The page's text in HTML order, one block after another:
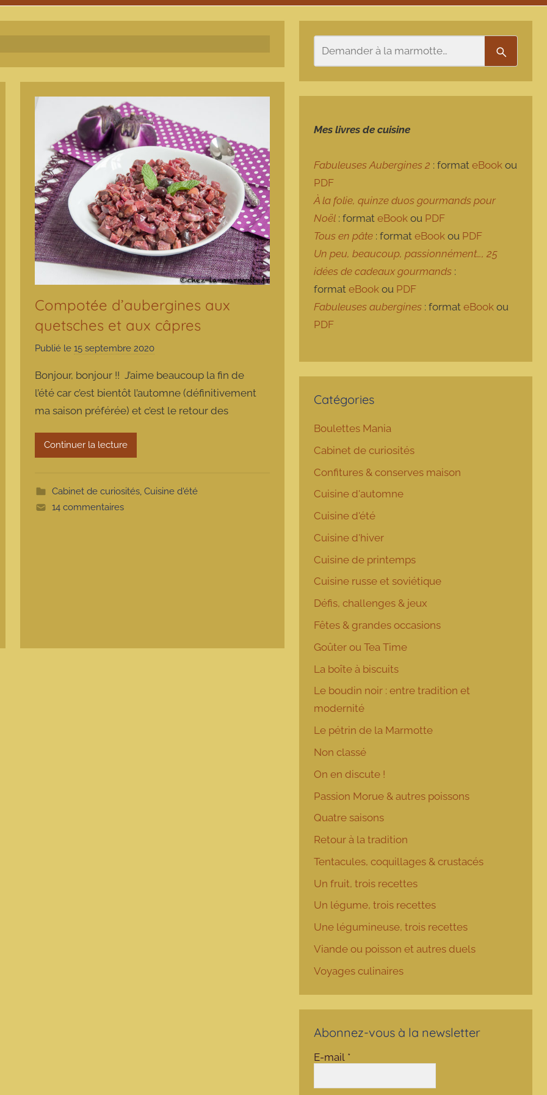
Compotée d’aubergines aux
quetsches et aux câpres
Publié le15 septembre 2020
r
m
a
t
Bonjour, bonjour !! J’aime beaucoup la fin de
l’été car c’est bientôt l’automne (définitivement
ma saison préférée) et c’est le retour des
Continuer la lecture
Cabinet de curiosités, Cuisine d'été
14 commentaires
Mes livres de cuisine
Fabuleuses Aubergines 2 : formateBook ou
PDF
À la folie, quinze duos gourmands pour
Noël : formateBook ou PDF
Tous en pâte : formateBook ou PDF
Un peu, beaucoup, passionnément…, 25
idées de cadeaux gourmands :
formateBook ou PDF
Fabuleuses aubergines : formateBook ou
PDF
Catégories
Boulettes Mania
Cabinet de curiosités
Confitures & conserves maison
Cuisine d'automne
Cuisine d'été
Cuisine d'hiver
Cuisine de printemps
Cuisine russe et soviétique
Défis, challenges & jeux
Fêtes & grandes occasions
Goûter ou Tea Time
La boîte à biscuits
Le boudin noir : entre tradition et
modernité
Le pétrin de la Marmotte
Non classé
On en discute !
Passion Morue & autres poissons
Quatre saisons
Retour à la tradition
Tentacules, coquillages & crustacés
Un fruit, trois recettes
Un légume, trois recettes
Une légumineuse, trois recettes
Viande ou poisson et autres duels
Voyages culinaires
Abonnez-vous à la newsletter
E-mail *